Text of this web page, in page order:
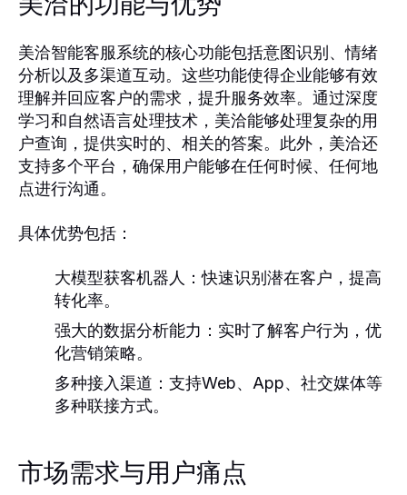
美洽的功能与优势
美洽智能客服系统的核心功能包括意图识别、情绪
分析以及多渠道互动。这些功能使得企业能够有效
理解并回应客户的需求，提升服务效率。通过深度
学习和自然语言处理技术，美洽能够处理复杂的用
户查询，提供实时的、相关的答案。此外，美洽还
支持多个平台，确保用户能够在任何时候、任何地
点进行沟通。
具体优势包括：
大模型获客机器人：快速识别潜在客户，提高
转化率。
强大的数据分析能力：实时了解客户行为，优
化营销策略。
多种接入渠道：支持Web、App、社交媒体等
多种联接方式。
市场需求与用户痛点